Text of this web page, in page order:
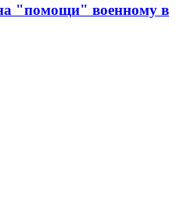
"помощи" военному в